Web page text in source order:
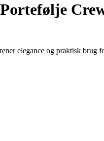
Portefølje
elegance og praktisk brug